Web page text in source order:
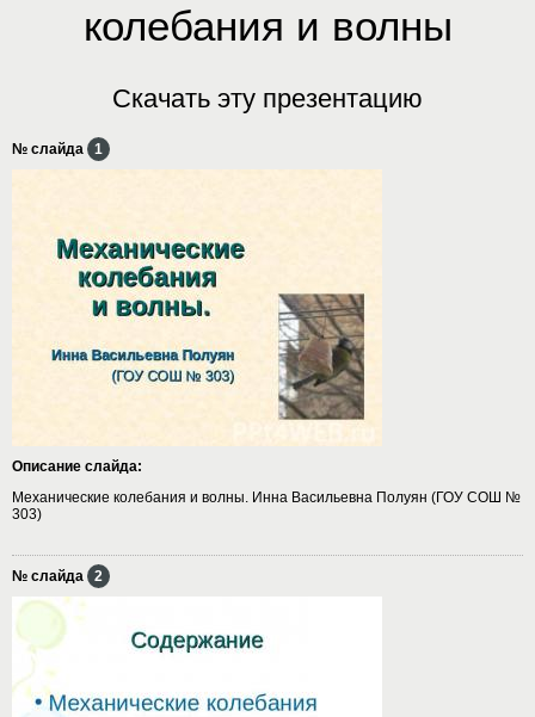
колебания и волны
Скачать эту презентацию
№ слайда 1
Описание слайда:
Механические колебания и волны. Инна Васильевна Полуян (ГОУ СОШ №
303)
№ слайда 2